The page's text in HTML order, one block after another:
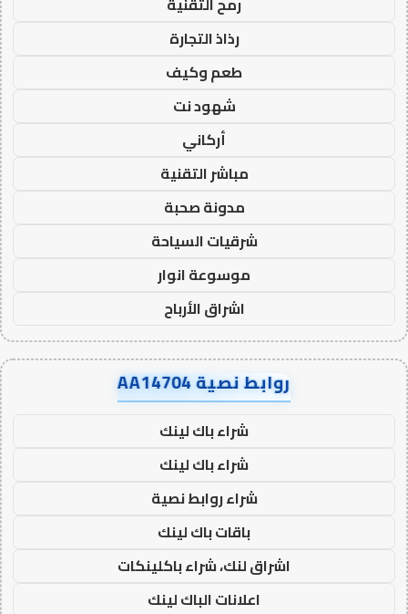
رذاذ التجارة
طعم وكيف
شهود نت
أركاني
مباشر التقنية
مدونة صحبة
شرقيات السياحة
موسوعة انوار
اشراق الأرباح
روابط نصية AA14704
شراء باك لينك
شراء باك لينك
شراء روابط نصية
باقات باك لينك
اشراق لنك، شراء باكلينكات
اعلانات الباك لينك